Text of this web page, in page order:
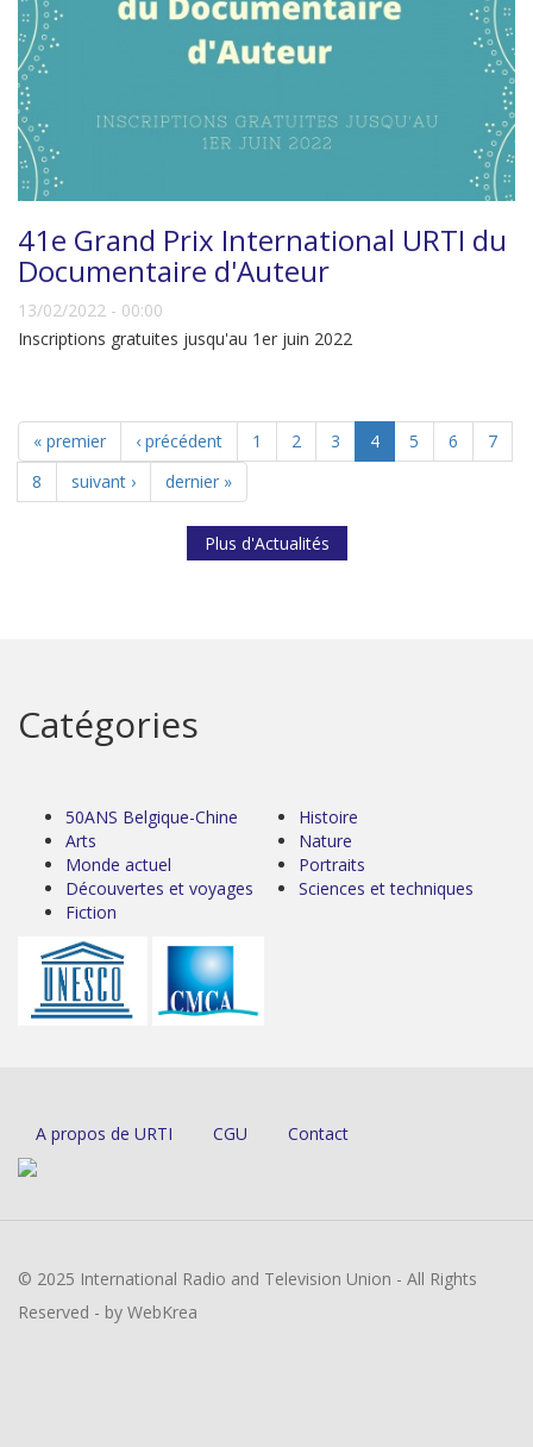
41e Grand Prix International URTI du
Documentaire d'Auteur
13/02/2022 - 00:00
Inscriptions gratuites jusqu'au 1er juin 2022
« premier ‹ précédent 1 2 3 4 5 6
7
8
suivant › dernier »
Plus d'Actualités
Catégories
50ANS Belgique-Chine
Arts
Monde actuel
Découvertes et voyages
Fiction
Histoire
Nature
Portraits
Sciences et techniques
A propos de URTI CGU Contact
© 2025 International Radio and Television Union - All Rights
Reserved - by WebKrea